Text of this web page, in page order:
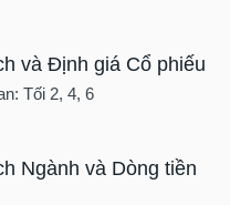
và Định giá Cổ phiếu
Tối 2, 4, 6
Ngành và Dòng tiền